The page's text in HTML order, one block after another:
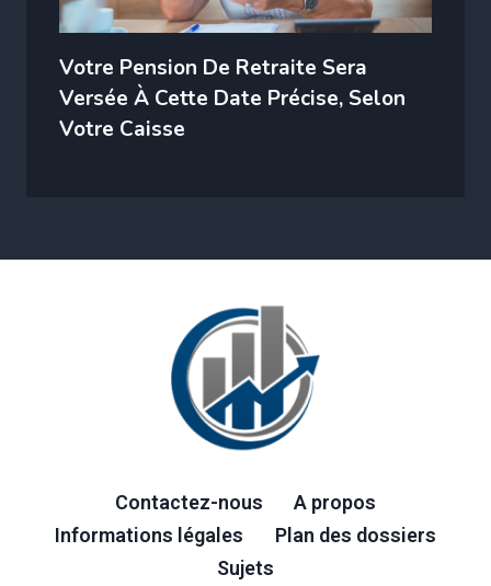
Votre Pension De Retraite Sera
Versée À Cette Date Précise, Selon
Votre Caisse
Contactez-nous
A propos
Informations légales
Plan des dossiers
Sujets